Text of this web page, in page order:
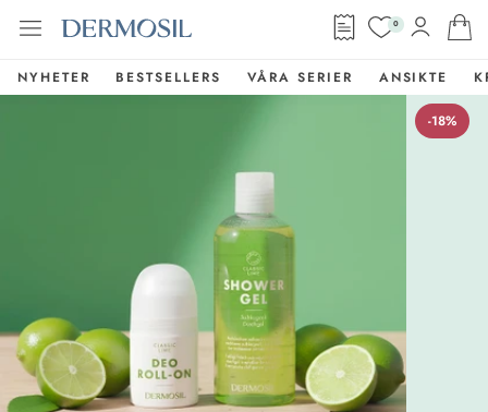
0
NYHETER BESTSELLERS VÅRA SERIER ANSIKTE
-18%